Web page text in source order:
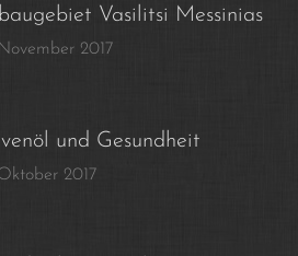
Vasilitsi Messinias
2017
und Gesundheit
2017